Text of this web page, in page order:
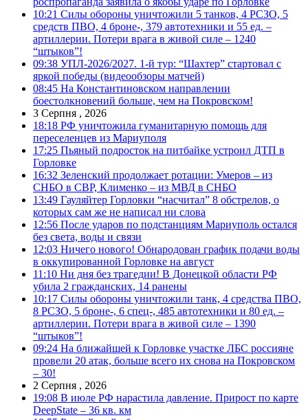
10:21 Силы обороны уничтожили 5 танков, 4 РСЗО, 5
средств ПВО, 4 броне-, 379 автотехники и 55 ед. –
артиллерии. Потери врага в живой силе – 1240
“штыков”!
09:38 УПЛ-2026/2027. 1-й тур: “Шахтер” стартовал с
яркой победы (видеообзоры матчей)
08:45 На Константиновском направлении
боестолкновений больше, чем на Покровском!
3 Серпня , 2026
18:18 РФ уничтожила гуманитарную помощь для
переселенцев из Мариуполя
17:25 Пьяный подросток на питбайке устроил ДТП в
Горловке
16:32 Зеленский продолжает ротации: Умеров – из
СНБО в СВР, Клименко – из МВД в СНБО
13:49 Гауляйтер Горловки “насчитал” 8 обстрелов, о
которых сам же не написал ни слова
12:56 После ударов по подстанциям Мариуполь остался
без света, воды и связи
12:03 Ничего нового! Обнародован график подачи воды
в оккупированной Горловке на август
11:10 Ни дня без трагедии! В Донецкой области РФ
убила 2 гражданских, 14 ранены
10:17 Силы обороны уничтожили танк, 4 средства ПВО,
8 РСЗО, 5 броне-, 6 спец-, 485 автотехники и 80 ед. –
артиллерии. Потери врага в живой силе – 1390
“штыков”!
09:24 На ближайшей к Горловке участке ЛБС россияне
провели 20 атак, больше всего их снова на Покровском
– 30!
2 Серпня , 2026
19:08 В июле РФ нарастила давление. Прирост по карте
DeepState – 36 кв. км